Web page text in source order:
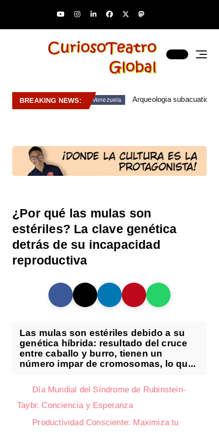
BREAKING NEWS: Venezuela Arqueologia subacuatica
¿Por qué las mulas son
estériles? La clave genética
detrás de su incapacidad
reproductiva
Las mulas son estériles debido a su
genética híbrida: resultado del cruce
entre caballo y burro, tienen un
número impar de cromosomas, lo qu...
Día Mundial del Síndrome de Rubinstein-
Taybi: Conciencia y Esperanza
Productividad Consciente: Maximiza tu